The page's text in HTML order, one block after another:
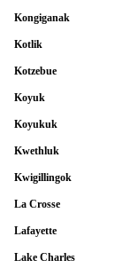
Kongiganak
Kotlik
Kotzebue
Koyuk
Koyukuk
Kwethluk
Kwigillingok
La Crosse
Lafayette
Lake Charles